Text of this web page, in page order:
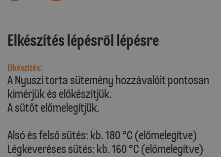
Elkészítés lépésről lépésre
Elkészítés:
A Nyuszi torta sütemény hozzávalóit pontosan
kimérjük és előkészítjük.
A sütőt előmelegítjük.
Alsó és felső sütés: kb. 180 °C (előmelegítve)
Légkeveréses sütés: kb. 160 °C (előmelegítve)